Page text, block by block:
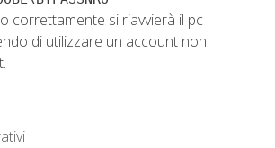
correttamente si riavvierà il pc
di utilizzare un account non